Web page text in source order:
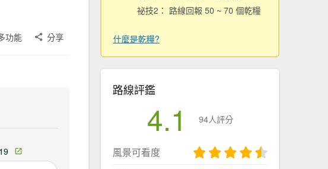
功能 分享
祕技2： 路線回報 50 ~ 70 個乾糧
什麼是乾糧?
路線評鑑
4.1 94人評分
風景可看度